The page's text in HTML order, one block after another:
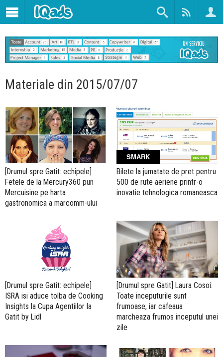
Materiale din 2015/07/07
[Drumul spre Gatit: echipele]
Fetele de la Mercury360 pun
Mercuisine pe harta
gastronomica a marcomm-ului
SMARK
Bilete la jumatate de pret pentru
500 de rute aeriene printr-o
inovatie tehnologica romaneasca
[Drumul spre Gatit: echipele]
ISRA isi aduce tolba de Cooking
Insights la Cupa Agentiilor la
Gatit by Lidl
[Drumul spre Gatit] Laura Cosoi:
Toate inceputurile sunt
frumoase, iar cafeaua
marcheaza frumos inceputul unei
zile